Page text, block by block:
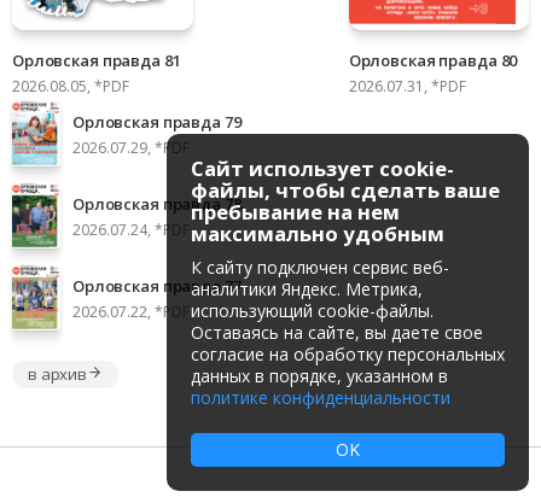
Орловская правда 81
2026.08.05, *PDF
Орловская правда 80
2026.07.31, *PDF
Орловская правда 79
2026.07.29, *PDF
Орловская правда 78
2026.07.24, *PDF
Орловская правда 77
2026.07.22, *PDF
в архив
Сайт использует cookie-
файлы, чтобы сделать ваше
пребывание на нем
максимально удобным
К cайту подключен сервис веб-
аналитики Яндекс. Метрика,
использующий cookie-файлы.
Оставаясь на сайте, вы даете свое
согласие на обработку персональных
данных в порядке, указанном в
политике конфиденциальности
OK